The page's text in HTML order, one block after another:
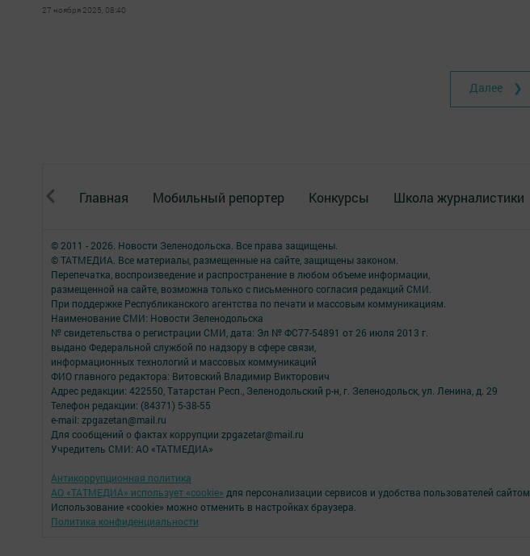
27 ноября 2025, 08:40
Далее ❯
Главная Мобильный репортер Конкурсы Школа журналистики
© 2011 - 2026. Новости Зеленодольска. Все права защищены.
© ТАТМЕДИА. Все материалы, размещенные на сайте, защищены законом.
Перепечатка, воспроизведение и распространение в любом объеме информации,
размещенной на сайте, возможна только с письменного согласия редакций СМИ.
При поддержке Республиканского агентства по печати и массовым коммуникациям.
Наименование СМИ: Новости Зеленодольска
№ свидетельства о регистрации СМИ, дата: Эл № ФС77-54891 от 26 июля 2013 г.
выдано Федеральной службой по надзору в сфере связи,
информационных технологий и массовых коммуникаций
ФИО главного редактора: Витовский Владимир Викторович
Адрес редакции: 422550, Татарстан Респ., Зеленодольский р-н, г. Зеленодольск, ул. Ленина, д. 29
Телефон редакции: (84371) 5-38-55
e-mail: zpgazetan@mail.ru
Для сообщений о фактах коррупции zpgazetar@mail.ru
Учредитель СМИ: АО «ТАТМЕДИА»
Антикоррупционная политика
АО «ТАТМЕДИА» использует «cookie» для персонализации сервисов и удобства пользователей сайтом.
Использование «cookie» можно отменить в настройках браузера.
Политика конфиденциальности